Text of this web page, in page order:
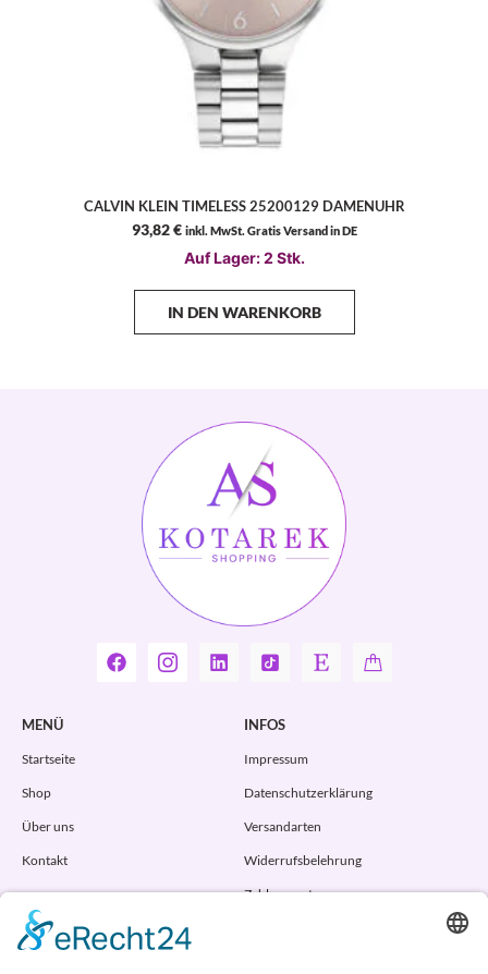
CALVIN KLEIN TIMELESS 25200129 DAMENUHR
93,82€ inkl. MwSt. Gratis Versand in DE
Auf Lager: 2 Stk.
IN DEN WARENKORB
MENÜ
Startseite
Shop
Über uns
Kontakt
INFOS
Impressum
Datenschutzerklärung
Versandarten
Widerrufsbelehrung
Zahlungsarten